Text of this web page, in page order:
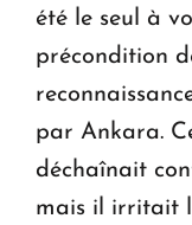
été le seul à
précondition
par Ankara.
déchaînait
mais il irritait